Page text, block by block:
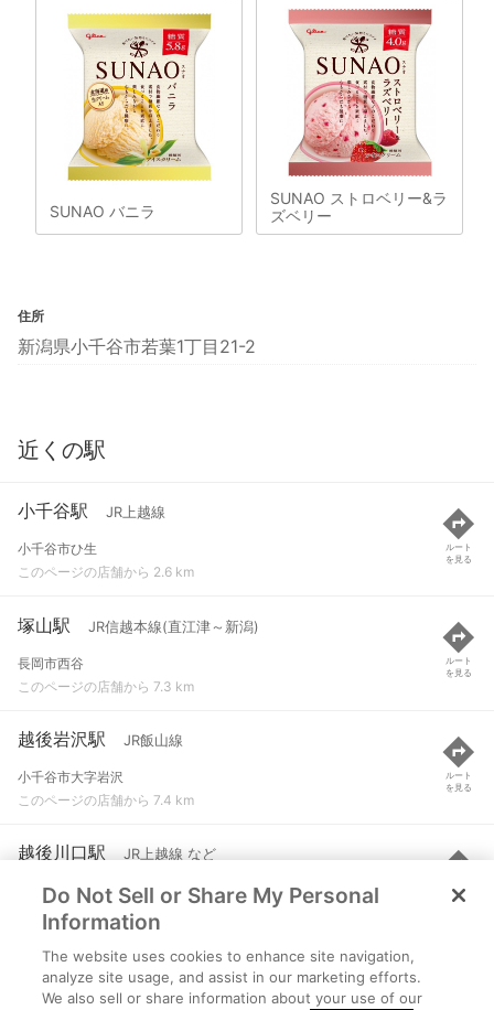
SUNAO バニラ
SUNAO ストロベリー&ラ
ズベリー
住所
新潟県小千谷市若葉1丁目21-2
近くの駅
小千谷駅 JR上越線
小千谷市ひ生
このページの店舗から 2.6 km
ルート
を見る
塚山駅 JR信越本線(直江津～新潟)
長岡市西谷
このページの店舗から 7.3 km
ルート
を見る
越後岩沢駅 JR飯山線
小千谷市大字岩沢
このページの店舗から 7.4 km
ルート
を見る
越後川口駅 JR上越線 など
新潟県長岡市東川口693-1
このページの店舗から 7.8 km
ルート
を見る
越後滝谷駅
長岡市滝谷町
Do Not Sell or Share My Personal
Information
The website uses cookies to enhance site navigation,
analyze site usage, and assist in our marketing efforts.
We also sell or share information about your use of our